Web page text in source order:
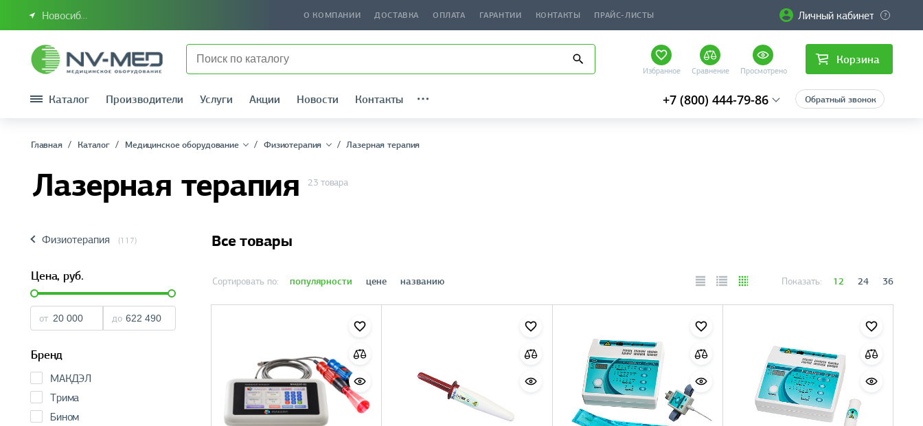
Новосибирск или Сибирский федеральный округ О КОМПАНИИ ДОСТАВКА ОПЛАТА ГАРАНТИИ КОНТАКТЫ ПРАЙС-ЛИСТЫ Личный кабинет
Избранное Сравнение Просмотрено
Корзина
Каталог Производители Услуги Акции Новости Контакты +7 (800) 444-79-86 Обратный звонок
Главная Каталог Медицинское оборудование Физиотерапия Лазерная терапия
Лазерная терапия 23 товара
Физиотерапия (117)
Цена, руб.
от до
Бренд
МАКДЭЛ
Трима
Бином
Все товары
Сортировать по: популярности цене названию Показать: 12 24 36